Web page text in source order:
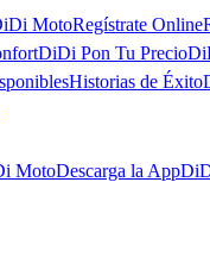
MotoRegístrate Online
DiDi Pon Tu Precio
Historias de Éxito
MotoDescarga la App